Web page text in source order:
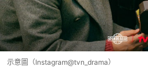
示意圖（Instagram@tvn_drama）